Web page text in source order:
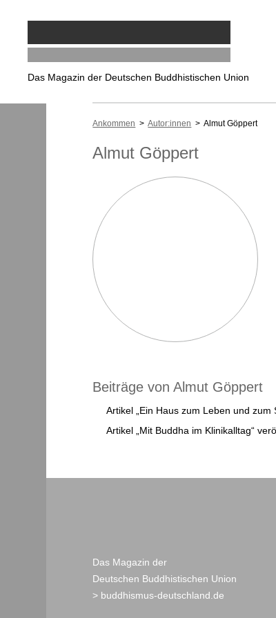
Das Magazin der Deutschen Buddhistischen Union
Ankommen >Autor:innen > Almut Göppert
Almut Göppert
Beiträge von Almut Göppert
Artikel „Ein Haus zum Leben und
Artikel „Mit Buddha im Klinikalltag“
Das Magazin der
Deutschen Buddhistischen Union
> buddhismus-deutschland.de